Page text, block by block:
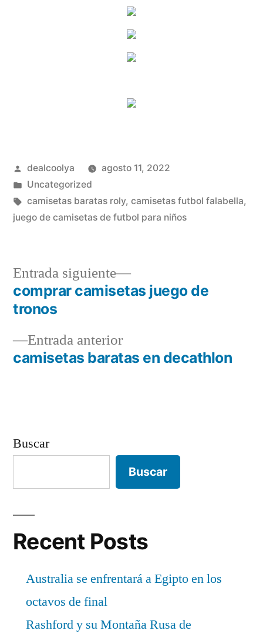
Publicado
por
dealcoolya
agosto 11, 2022
Publicado
en
Uncategorized
Etiquetas:
camisetas baratas roly, camisetas futbol falabella,
juego de camisetas de futbol para niños
Navegación
entradas
Entrada anteriorEntrada
anterior:
camisetas baratas en decathlon
Entrada siguiente
Entrada
siguiente:
comprar camisetas juego de
tronos
Buscar
Buscar
Recent Posts
Australia se enfrentará a Egipto en los
octavos de final
Rashford y su Montaña Rusa de